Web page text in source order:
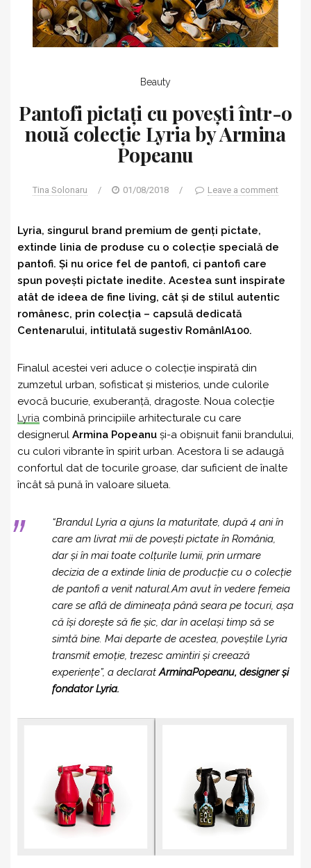
Beauty
Pantofi pictați cu povești într-o
nouă colecție Lyria by Armina
Popeanu
Tina Solonaru / 01/08/2018 / Leave a comment
Lyria, singurul brand premium de genți pictate,
extinde linia de produse cu o colecție specială de
pantofi. Și nu orice fel de pantofi, ci pantofi care
spun povești pictate inedite. Acestea sunt inspirate
atât de ideea de fine living, cât și de stilul autentic
românesc, prin colecția – capsulă dedicată
Centenarului, intitulată sugestiv RomânIA100.
Finalul acestei veri aduce o colecție inspirată din
zumzetul urban, sofisticat și misterios, unde culorile
evocă bucurie, exuberanță, dragoste. Noua colecție
Lyria combină principiile arhitecturale cu care
designerul Armina Popeanu și-a obișnuit fanii brandului,
cu culori vibrante în spirit urban. Acestora li se adaugă
confortul dat de tocurile groase, dar suficient de înalte
încât să pună în valoare silueta.
“Brandul Lyria a ajuns la maturitate, după 4 ani în
care am livrat mii de povești pictate în România,
dar și în mai toate colțurile lumii, prin urmare
decizia de a extinde linia de producție cu o colecție
de pantofi a venit natural.Am avut în vedere femeia
care se află de dimineața până seara pe tocuri, așa
că își dorește să fie șic, dar în același timp să se
simtă bine. Mai departe de acestea, poveștile Lyria
transmit emoție, trezesc amintiri și creează
experiențe”, a declaratArminaPopeanu, designer și
fondator Lyria.